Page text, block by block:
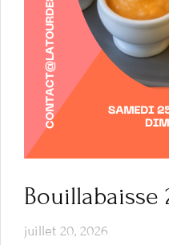
Bouillabaisse
juillet 20, 2026